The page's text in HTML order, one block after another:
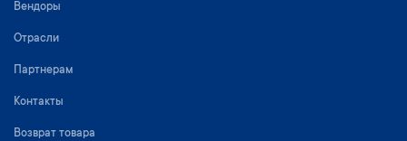
Вендоры
Отрасли
Партнерам
Контакты
Возврат товара